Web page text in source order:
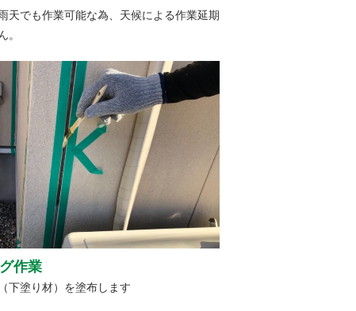
天でも作業可能な為、天候による作業延期
。
作業
下塗り材）を塗布します